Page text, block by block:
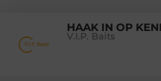
HAAK IN OP
V.I.P. Baits